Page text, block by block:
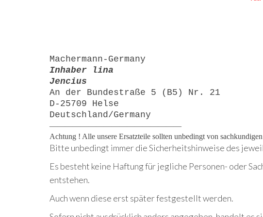
Machermann-Germany
Inhaber lina
Jencius
An der Bundestraße 5 (B5) Nr. 21
D-25709 Helse
Deutschland/Germany
—————————————————
Achtung ! Alle unsere Ersatzteile sollten unbedingt von
Bitte unbedingt immer die Sicherheitshinweise des
Es besteht keine Haftung für jegliche Personen- oder
entstehen.
Auch wenn diese erst später festgestellt werden.